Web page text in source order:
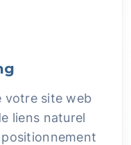
votre site web
liens naturel